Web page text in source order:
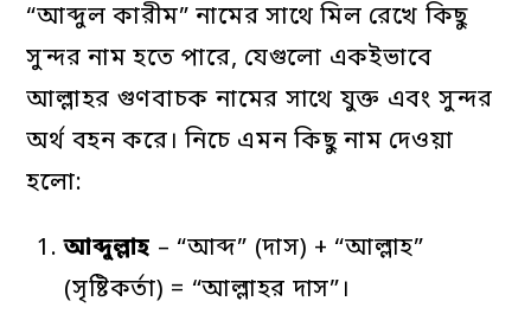
“আব্দুল কারীম” নামের সাথে মিল রেখে কিছু
সুন্দর নাম হতে পারে, যেগুলো একইভাবে
আল্লাহর গুণবাচক নামের সাথে যুক্ত এবং সুন্দর
অর্থ বহন করে। নিচে এমন কিছু নাম দেওয়া
হলো:
আব্দুল্লাহ – “আব্দ” (দাস) + “আল্লাহ”
(সৃষ্টিকর্তা) = “আল্লাহর দাস”।